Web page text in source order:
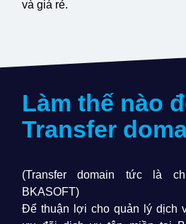
và giá rẻ.
Làm thế nào
Transfer
(Transfer domain tức là
BKASOFT)
Để thuận lợi cho quản lý dịch